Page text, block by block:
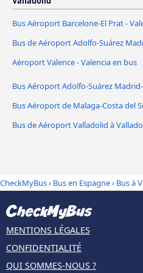
Bus Aéroport Barcelone-El Prat -
Bus de Aéroport Adolfo-Suárez
Aéroport Valence - Valencia en bus
Bus Aéroport Adolfo-Suárez
Bus Aéroport de Malaga-Costa del
Bus de Aéroport Valladolid à
CheckMyBus› Bus en Espagne› Bus à
MENTIONS LÉGALES
CONFIDENTIALITÉ
QUI SOMMES-NOUS ?